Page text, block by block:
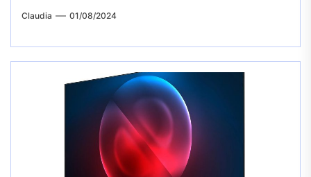
Claudia 01/08/2024